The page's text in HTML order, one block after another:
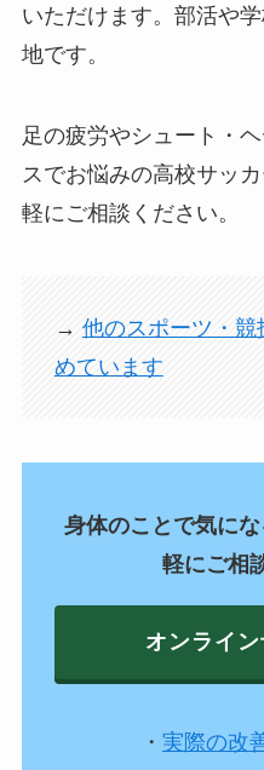
いただけます。部活や
地です。
足の疲労やシュート・
スでお悩みの高校サッ
軽にご相談ください。
→ 他のスポーツ・競
めています
身体のことで気に
軽にご相
オンライ
・ 実際の改